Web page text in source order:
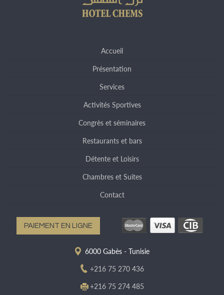
Accueil
Présentation
Services
Activités Sportives
Congrès et séminaires
Restaurants et bars
Détente et Loisirs
Chambres et Suites
Contact
PAIEMENT EN LIGNE
6000 Gabès - Tunisie
+216 75 270 436
+216 75 274 485